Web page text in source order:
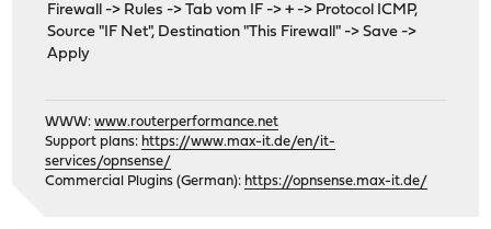
Firewall -> Rules -> Tab vom IF -> + -> Protocol ICMP,
Source "IF Net", Destination "This Firewall" -> Save ->
Apply
WWW:www.routerperformance.net
Support plans: https://www.max-it.de/en/it-
services/opnsense/
Commercial Plugins (German): https://opnsense.max-it.de/